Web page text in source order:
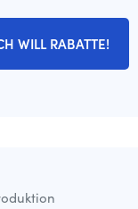
WILL RABATTE!